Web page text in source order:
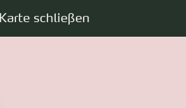
Karte schließen